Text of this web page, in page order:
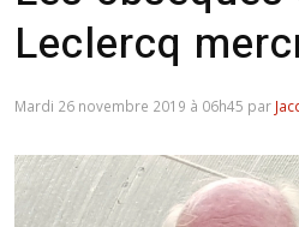
Leclercq
Mardi 26 novembre 2019 à 06h45 par